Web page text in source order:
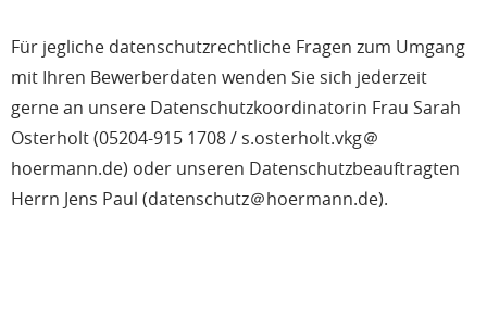
Für jegliche datenschutzrechtliche Fragen zum Umgang
mit Ihren Bewerberdaten wenden Sie sich jederzeit
gerne an unsere Datenschutzkoordinatorin Frau Sarah
Osterholt (05204-915 1708 / s.osterholt.vkg＠
hoermann.de) oder unseren Datenschutzbeauftragten
Herrn Jens Paul (datenschutz＠hoermann.de).